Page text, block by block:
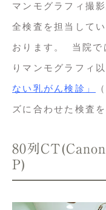
マンモグラフィ撮
全検査を担当して
おります。  当院で
りマンモグラフィ
ない乳がん検診」
ズに合わせた検査
80列
P)